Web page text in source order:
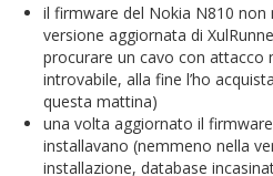
il firmware del Nokia N810 non
versione aggiornata di
procurare un cavo con attacco
introvabile, alla fine l’ho
questa mattina)
una volta aggiornato il
installavano (nemmeno nella
installazione, database